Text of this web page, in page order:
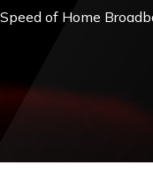
of Home